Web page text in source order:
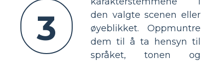
3
den valgte scenen eller
øyeblikket. Oppmuntre
dem til å ta hensyn til
språket, tonen og